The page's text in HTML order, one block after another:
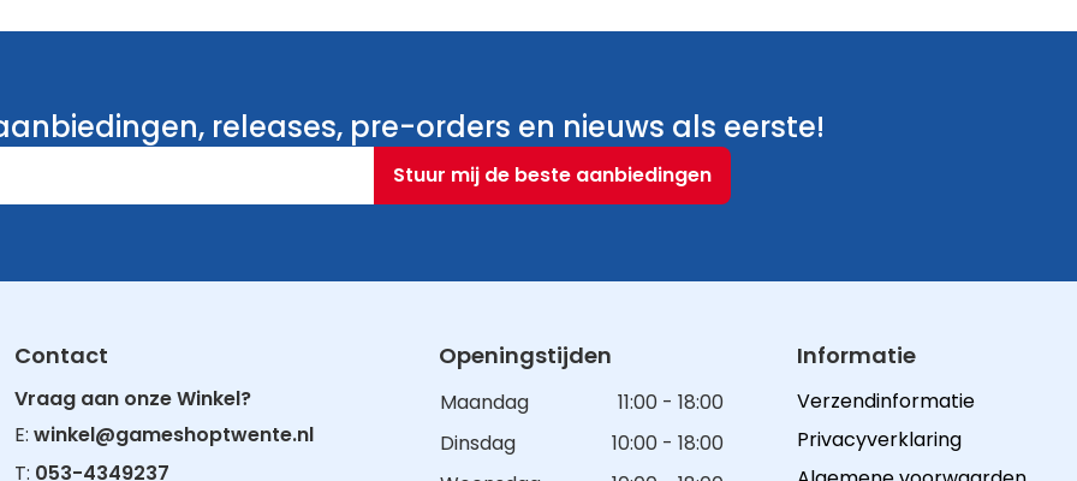
dimensie met
releases, pre-orders en nieuws als eerste!
Stuur mij de beste aanbiedingen
Contact
Vraag aan onze Winkel?
E:winkel@gameshoptwente.nl
T: 053-4349237
Openingstijden
Maandag
11:00 - 18:00
Dinsdag
10:00 - 18:00
Informatie
Verzendinformatie
Privacyverklaring